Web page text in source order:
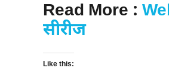
Read More :
सीरीज
Like this: